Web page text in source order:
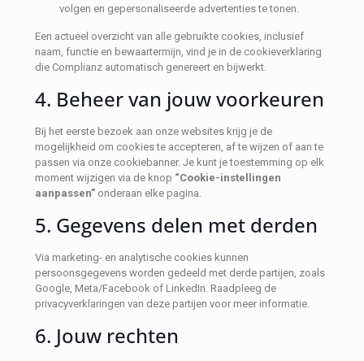
volgen en gepersonaliseerde advertenties te tonen.
Een actueel overzicht van alle gebruikte cookies, inclusief
naam, functie en bewaartermijn, vind je in de cookieverklaring
die Complianz automatisch genereert en bijwerkt.
4. Beheer van jouw voorkeuren
Bij het eerste bezoek aan onze websites krijg je de
mogelijkheid om cookies te accepteren, af te wijzen of aan te
passen via onze cookiebanner. Je kunt je toestemming op elk
moment wijzigen via de knop “Cookie-instellingen
aanpassen” onderaan elke pagina.
5. Gegevens delen met derden
Via marketing- en analytische cookies kunnen
persoonsgegevens worden gedeeld met derde partijen, zoals
Google, Meta/Facebook of LinkedIn. Raadpleeg de
privacyverklaringen van deze partijen voor meer informatie.
6. Jouw rechten